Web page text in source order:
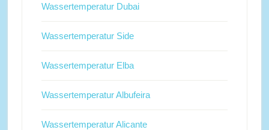
Wassertemperatur Dubai
Wassertemperatur Side
Wassertemperatur Elba
Wassertemperatur Albufeira
Wassertemperatur Alicante